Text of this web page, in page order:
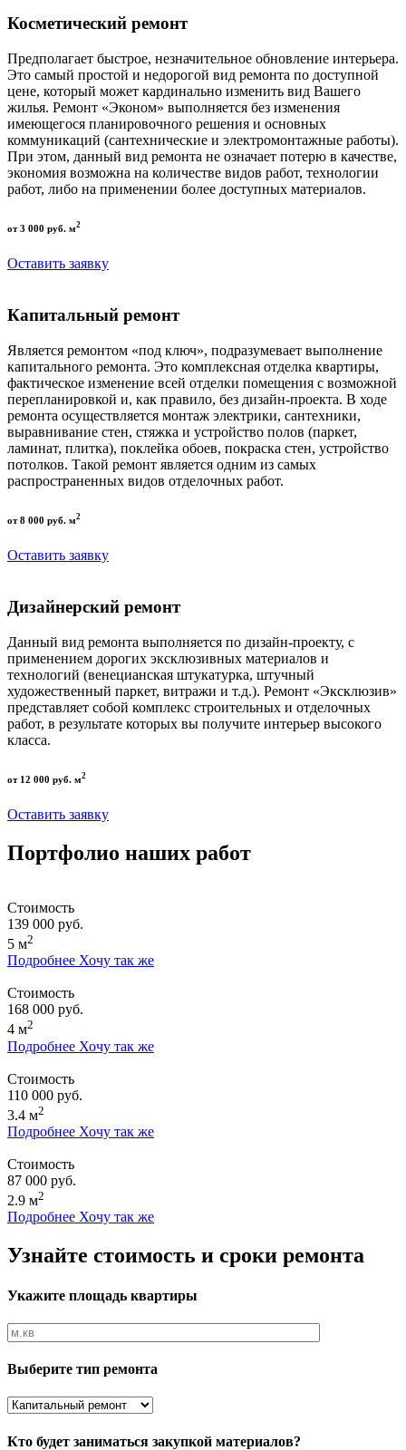
Косметический ремонт
Предполагает быстрое, незначительное обновление интерьера.
Это самый простой и недорогой вид ремонта по доступной
цене, который может кардинально изменить вид Вашего
жилья. Ремонт «Эконом» выполняется без изменения
имеющегося планировочного решения и основных
коммуникаций (сантехнические и электромонтажные работы).
При этом, данный вид ремонта не означает потерю в качестве,
экономия возможна на количестве видов работ, технологии
работ, либо на применении более доступных материалов.
от 3 000 руб. м2
Оставить заявку
Капитальный ремонт
Является ремонтом «под ключ», подразумевает выполнение
капитального ремонта. Это комплексная отделка квартиры,
фактическое изменение всей отделки помещения с возможной
перепланировкой и, как правило, без дизайн-проекта. В ходе
ремонта осуществляется монтаж электрики, сантехники,
выравнивание стен, стяжка и устройство полов (паркет,
ламинат, плитка), поклейка обоев, покраска стен, устройство
потолков. Такой ремонт является одним из самых
распространенных видов отделочных работ.
от 8 000 руб. м2
Оставить заявку
Дизайнерский ремонт
Данный вид ремонта выполняется по дизайн-проекту, с
применением дорогих эксклюзивных материалов и
технологий (венецианская штукатурка, штучный
художественный паркет, витражи и т.д.). Ремонт «Эксклюзив»
представляет собой комплекс строительных и отделочных
работ, в результате которых вы получите интерьер высокого
класса.
от 12 000 руб. м2
Оставить заявку
Портфолио наших работ
Стоимость
139 000 руб.
5 м2
Подробнее Хочу так же
Стоимость
168 000 руб.
4 м2
Подробнее Хочу так же
Стоимость
110 000 руб.
3.4 м2
Подробнее Хочу так же
Стоимость
87 000 руб.
2.9 м2
Подробнее Хочу так же
Узнайте стоимость и сроки ремонта
Укажите площадь квартиры
Выберите тип ремонта
Кто будет заниматься закупкой материалов?